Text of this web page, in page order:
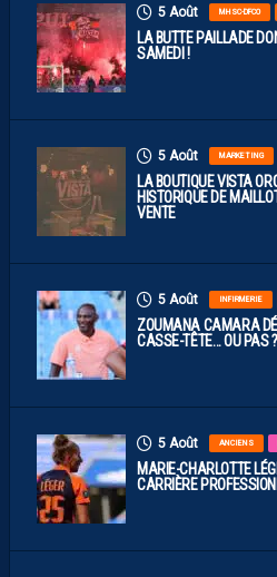
5 Août MHSC-DFCO
LA BUTTE PAILLADE
SAMEDI !
5 Août MARKETING
LA BOUTIQUE VISTA
HISTORIQUE DE
VENTE
5 Août INFIRMERIE
ZOUMANA CAMARA
CASSE-TÊTE… OU PAS ?
5 Août ANCIENS
MARIE-CHARLOTTE
CARRIÈRE